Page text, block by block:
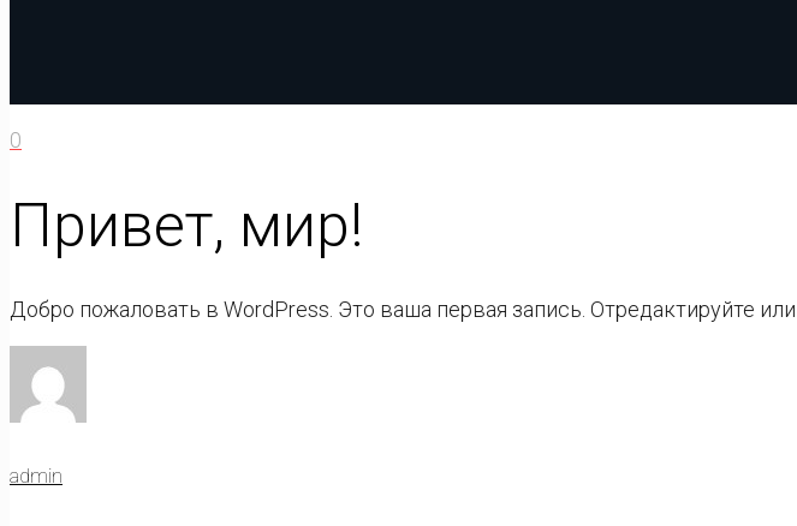
0
Привет, мир!
Добро пожаловать в WordPress. Это ваша первая запись. Отредактируйте
admin